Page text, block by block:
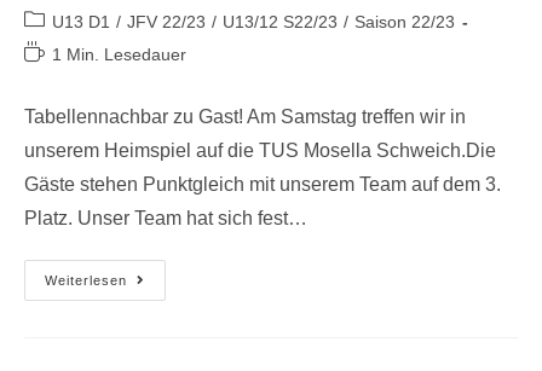
U13 D1 / JFV 22/23 / U13/12 S22/23 / Saison 22/23
1 Min. Lesedauer
Tabellennachbar zu Gast! Am Samstag treffen wir in
unserem Heimspiel auf die TUS Mosella Schweich.Die
Gäste stehen Punktgleich mit unserem Team auf dem 3.
Platz. Unser Team hat sich fest…
Weiterlesen